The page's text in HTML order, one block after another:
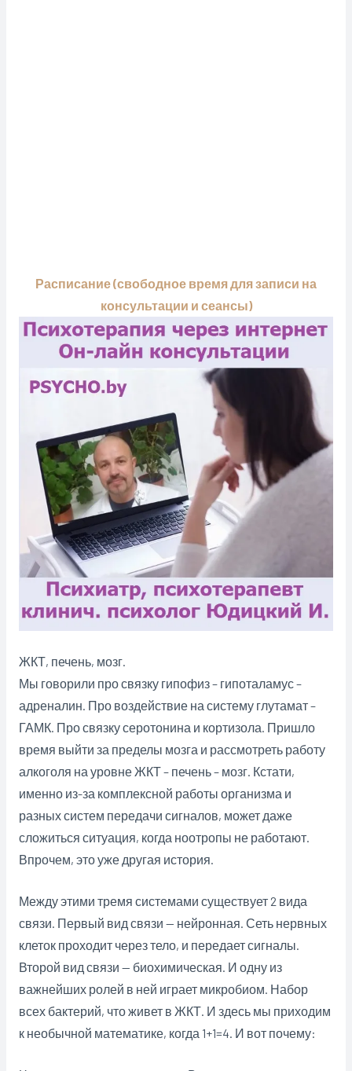
Расписание (свободное время для записи на
консультации и сеансы)
ЖКТ, печень, мозг.
Мы говорили про связку гипофиз – гипоталамус –
адреналин. Про воздействие на систему глутамат –
ГАМК. Про связку серотонина и кортизола. Пришло
время выйти за пределы мозга и рассмотреть работу
алкоголя на уровне ЖКТ – печень – мозг. Кстати,
именно из-за комплексной работы организма и
разных систем передачи сигналов, может даже
сложиться ситуация, когда ноотропы не работают.
Впрочем, это уже другая история.
Между этими тремя системами существует 2 вида
связи. Первый вид связи — нейронная. Сеть нервных
клеток проходит через тело, и передает сигналы.
Второй вид связи — биохимическая. И одну из
важнейших ролей в ней играет микробиом. Набор
всех бактерий, что живет в ЖКТ. И здесь мы приходим
к необычной математике, когда 1+1=4. И вот почему: